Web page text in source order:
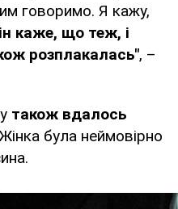
говоримо. Я кажу,
каже, що теж, і
розплакалась", –
також вдалось
була неймовірно